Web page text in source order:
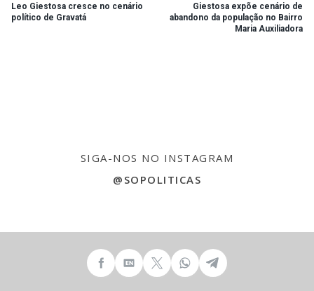
Leo Giestosa cresce no cenário
político de Gravatá
Giestosa expõe cenário de
abandono da população no Bairro
Maria Auxiliadora
SIGA-NOS NO INSTAGRAM
@SOPOLITICAS